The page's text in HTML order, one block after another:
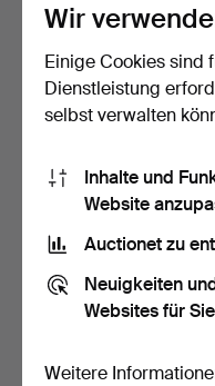
KRONLEUCHTER,
6 Tage
Wir
Einige Cookies sind
Dienstleistung
selbst verwalten
Inhalte und
Website
Auctionet zu
Neuigkeiten
Websites für
Weitere